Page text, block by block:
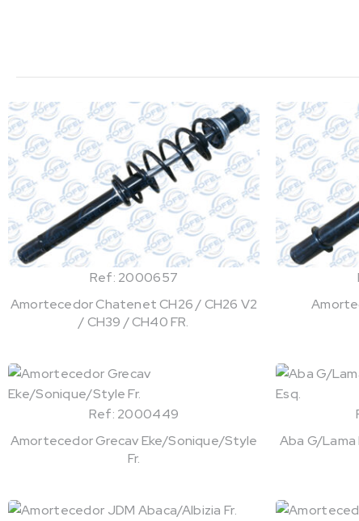
Ref: 2000657
Amortecedor Chatenet CH26 / CH26 V2
/ CH39 / CH40 FR.
Ref: 2000449
Amortecedor Grecav Eke/Sonique/Style
Fr.
Aba G/Lama